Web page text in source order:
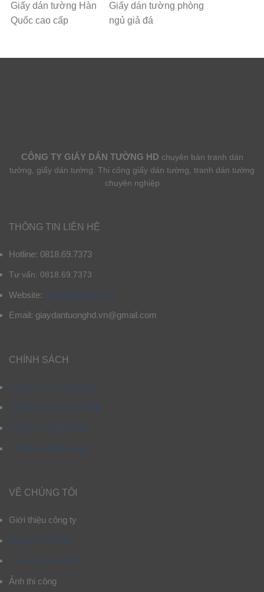
Giấy dán tường Hàn
Quốc cao cấp
Giấy dán tường phòng
ngủ giả đá
CÔNG TY GIẤY DÁN TƯỜNG HD chuyên bán tranh dán
tường, giấy dán tường. Thi công giấy dán tường, tranh dán tường
chuyên nghiệp
THÔNG TIN LIÊN HỆ
Hotline: 0818.69.7373
Tư vấn: 0818.69.7373
Website: giaydantuonghd.vn
Email: giaydantuonghd.vn@gmail.com
CHÍNH SÁCH
Chính sách mua hàng
Chính sách giao hàng
Chính sách bảo hành
Chính sách bảo mật
VỀ CHÚNG TÔI
Giới thiệu công ty
Thông tin liên hệ
Tư vấn chọn mẫu
Ảnh thi công